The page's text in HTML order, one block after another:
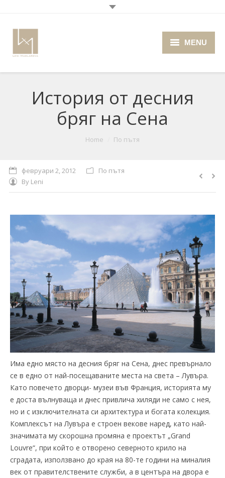
MENU
Home
About me
Portfolio
Blog
История от десния
бряг на Сена
Home По пътя
февруари 2, 2012
По пътя
By Leni
Има едно място на десния бряг на Сена, днес превърнало
се в едно от най-посещаваните места на света – Лувъра.
Като повечето дворци- музеи във Франция, историята му
е доста вълнуваща и днес привлича хиляди не само с нея,
но и с изключителната си архитектура и богата колекция.
Комплексът на Лувъра е строен векове наред, като най-
значимата му скорошна промяна е проектът „Grand
Louvre“, при който е отворено северното крило на
сградата, използвано до края на 80-те години на миналия
век от правителствените служби, а в центъра на двора е